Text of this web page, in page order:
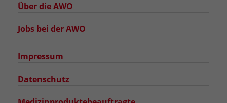
Über die AWO
Jobs bei der AWO
Impressum
Datenschutz